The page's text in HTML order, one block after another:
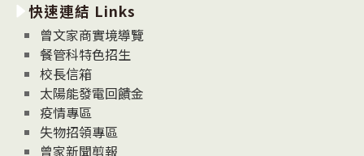
消
息
News
快速連結 Links
曾文家商實境導覽
餐管科特色招生
校長信箱
太陽能發電回饋金
疫情專區
失物招領專區
曾家新聞剪報